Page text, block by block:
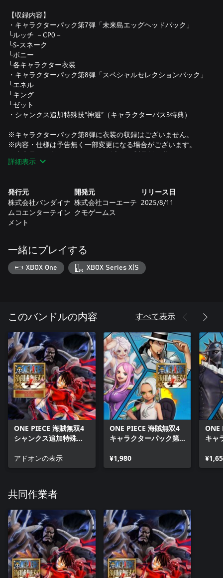
【収録内容】
・キャラクターパック第7弾「未来島エッグヘッドパック」
└ルッチ －CP0－
└S-スネーク
└ボニー
└各キャラクター衣装
・キャラクターパック第8弾「スペシャルセレクションパック」
└エネル
└キング
└ゼット
・シャンクス追加特殊技”神避”（キャラクターパス3特典）
※キャラクターパック第8弾に衣装の収録はございません。
※内容・仕様は予告無く一部変更になる場合がございます。
※本商品をご利用いただくには別売りの製品版が必要です。ま
た、最新版パッチ適用が必要な場合アップデートの上ご利用く
※DLC7にはキャラクターごとに各1種の追加衣装が付属いたし
ますが、DLC8には追加衣装は付属いたしません。
※キャラクターパス3購入特典「シャンクス追加特殊技”神避”」
に、キャラクター本体は付属いたしません。
は、ゲーム内プレイアブルキャラクター「シャンクス」と、
DLC第5弾キャラクター「シャンクスーFILM REDー」どちらも
使用できます。
詳細表示
発行元
株式会社バンダイナ
ムコエンターテイン
メント
開発元
株式会社コーエーテ
クモゲームス
リリース日
2025/8/11
一緒にプレイする
XBOX One XBOX Series X|S
このバンドルの内容 すべて表示
ONE PIECE 海賊無双4
シャンクス追加特殊
アドオンの表示
ONE PIECE 海賊無双4
キャラクターパック第7
パック
¥1,980
ONE
キャ
ョン
共同作業者